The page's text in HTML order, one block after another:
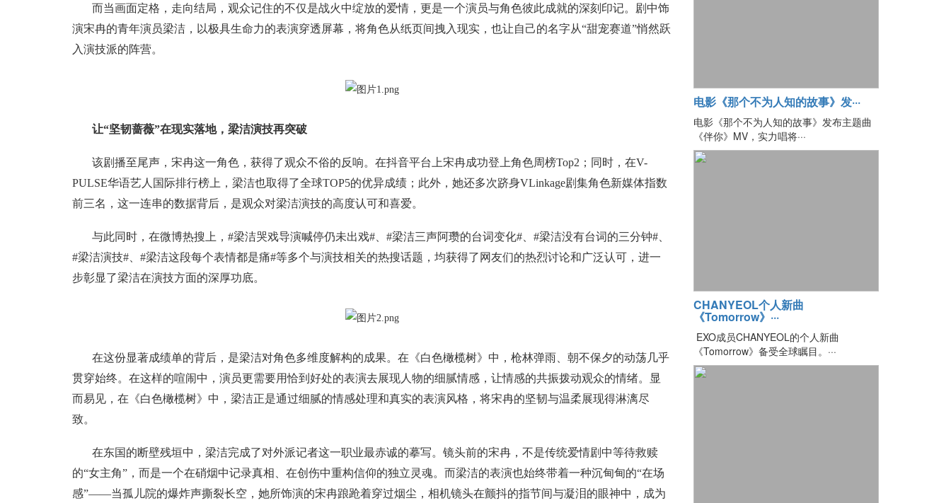
而当画面定格，走向结局，观众记住的不仅是战火中绽放的爱情，更是一个演员与角色彼此成就的深刻印记。剧中饰
演宋冉的青年演员梁洁，以极具生命力的表演穿透屏幕，将角色从纸页间拽入现实，也让自己的名字从“甜宠赛道”悄然跃
入演技派的阵营。
让“坚韧蔷薇”在现实落地，梁洁演技再突破
该剧播至尾声，宋冉这一角色，获得了观众不俗的反响。在抖音平台上宋冉成功登上角色周榜Top2；同时，在V-
PULSE华语艺人国际排行榜上，梁洁也取得了全球TOP5的优异成绩；此外，她还多次跻身VLinkage剧集角色新媒体指数
前三名，这一连串的数据背后，是观众对梁洁演技的高度认可和喜爱。
与此同时，在微博热搜上，#梁洁哭戏导演喊停仍未出戏#、#梁洁三声阿瓒的台词变化#、#梁洁没有台词的三分钟#、
#梁洁演技#、#梁洁这段每个表情都是痛#等多个与演技相关的热搜话题，均获得了网友们的热烈讨论和广泛认可，进一
步彰显了梁洁在演技方面的深厚功底。
在这份显著成绩单的背后，是梁洁对角色多维度解构的成果。在《白色橄榄树》中，枪林弹雨、朝不保夕的动荡几乎
贯穿始终。在这样的喧闹中，演员更需要用恰到好处的表演去展现人物的细腻情感，让情感的共振拨动观众的情绪。显
而易见，在《白色橄榄树》中，梁洁正是通过细腻的情感处理和真实的表演风格，将宋冉的坚韧与温柔展现得淋漓尽
致。
在东国的断壁残垣中，梁洁完成了对外派记者这一职业最赤诚的摹写。镜头前的宋冉，不是传统爱情剧中等待救赎
的“女主角”，而是一个在硝烟中记录真相、在创伤中重构信仰的独立灵魂。而梁洁的表演也始终带着一种沉甸甸的“在场
感”——当孤儿院的爆炸声撕裂长空，她所饰演的宋冉踉跄着穿过烟尘，相机镜头在颤抖的指节间与凝泪的眼神中，成为
电影《那个不为人知的故事》发···
电影《那个不为人知的故事》发布主题曲
《伴你》MV，实力唱将···
CHANYEOL个人新曲
《Tomorrow》···
EXO成员CHANYEOL的个人新曲
《Tomorrow》备受全球瞩目。···